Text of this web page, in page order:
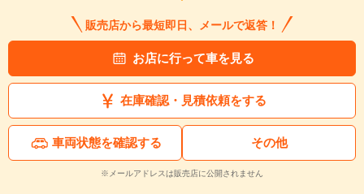
販売店から最短即日、メールで返答！
お店に行って車を見る
在庫確認・見積依頼をする
車両状態を確認する その他
※メールアドレスは販売店に公開されません